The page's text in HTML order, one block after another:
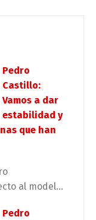
Pedro
Castillo:
Vamos a dar
estabilidad y
que han
al model...
Pedro